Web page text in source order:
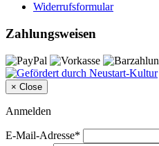
Widerrufsformular
Zahlungsweisen
× Close
Anmelden
E-Mail-Adresse*